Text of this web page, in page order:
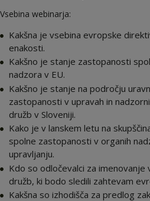
Vsebina webinarja:
Kakšna je vsebina evropske
enakosti.
Kakšno je stanje zastopanosti
nadzora v EU.
Kakšno je stanje na področju
zastopanosti v upravah in
družb v Sloveniji.
Kako je v lanskem letu na
spolne zastopanosti v organih
upravljanju.
Kdo so odločevalci za
družb, ki bodo sledili zahtevam
Kakšna so izhodišča za predlog